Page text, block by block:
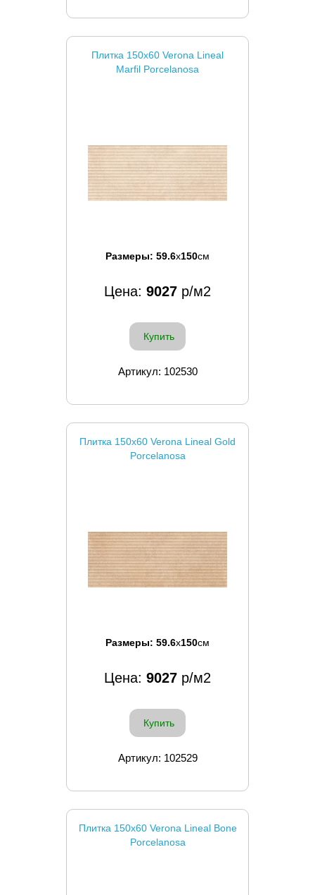
Плитка 150x60 Verona Lineal
Marfil Porcelanosa
Размеры: 59.6x150см
Цена: 9027 р/м2
Купить
Артикул: 102530
Плитка 150x60 Verona Lineal Gold
Porcelanosa
Размеры: 59.6x150см
Цена: 9027 р/м2
Купить
Артикул: 102529
Плитка 150x60 Verona Lineal Bone
Porcelanosa